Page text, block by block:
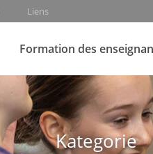
Liens
Formation des
Kategorie